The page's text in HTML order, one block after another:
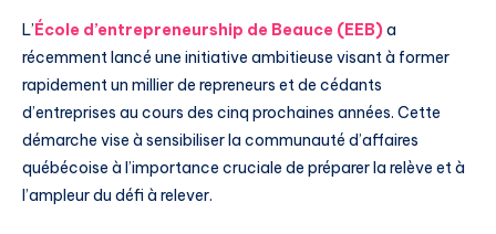
L’ École d’entrepreneurship de Beauce (EEB)a
récemment lancé une initiative ambitieuse visant à former
rapidement un millier de repreneurs et de cédants
d’entreprises au cours des cinq prochaines années. Cette
démarche vise à sensibiliser la communauté d’affaires
québécoise à l’importance cruciale de préparer la relève et à
l’ampleur du défi à relever.